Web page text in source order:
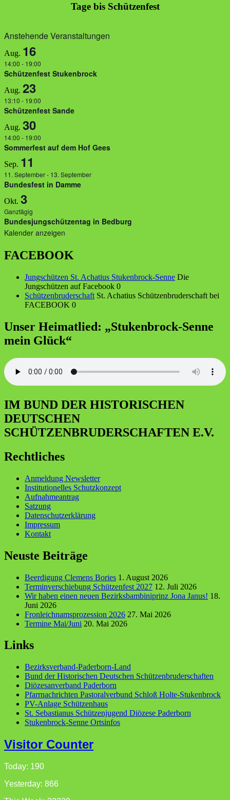
Tage bis Schützenfest
Anstehende Veranstaltungen
Aug. 16
14:00 - 19:00
Schützenfest Stukenbrock
Aug. 23
13:10 - 19:00
Schützenfest Sande
Aug. 30
14:00 - 19:00
Sommerfest auf dem Hof Gees
Sep. 11
11. September- 13. September
Bundesfest in Damme
Okt. 3
Ganztägig
Bundesjungschützentag in Bedburg
Kalender anzeigen
FACEBOOK
Jungschützen St. Achatius Stukenbrock-Senne Die
Jungschützen auf Facebook 0
Schützenbruderschaft St. Achatius Schützenbruderschaft bei
FACEBOOK 0
Unser Heimatlied: „Stukenbrock-Senne
mein Glück“
IM BUND DER HISTORISCHEN
DEUTSCHEN
SCHÜTZENBRUDERSCHAFTEN E.V.
Rechtliches
Anmeldung Newsletter
Institutionelles Schutzkonzept
Aufnahmeantrag
Satzung
Datenschutzerklärung
Impressum
Kontakt
Neuste Beiträge
Beerdigung Clemens Bories 1. August 2026
Terminverschiebung Schützenfest 2027 12. Juli 2026
Wir haben einen neuen Bezirksbambiniprinz Jona Janus! 18.
Juni 2026
Fronleichnamsprozession 2026 27. Mai 2026
Termine Mai/Juni 20. Mai 2026
Links
Bezirksverband-Paderborn-Land
Bund der Historischen Deutschen Schützenbruderschaften
Diözesanverband Paderborn
Pfarrnachrichten Pastoralverbund Schloß Holte-Stukenbrock
PV-Anlage Schützenhaus
St. Sebastianus Schützenjugend Diözese Paderborn
Stukenbrock-Senne Ortsinfos
Visitor Counter
Today: 190
Yesterday: 866